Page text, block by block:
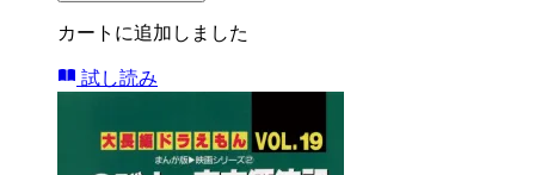
カートに追加しました
試し読み